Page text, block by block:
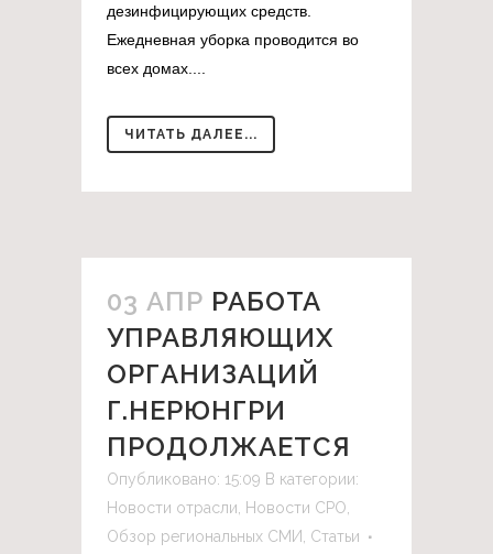
дезинфицирующих средств.
Ежедневная уборка проводится во
всех домах....
ЧИТАТЬ ДАЛЕЕ...
03 АПР РАБОТА
УПРАВЛЯЮЩИХ
ОРГАНИЗАЦИЙ
Г.НЕРЮНГРИ
ПРОДОЛЖАЕТСЯ
Опубликовано: 15:09 В категории:
Новости отрасли Новости СРО
Обзор региональных СМИ Статьи